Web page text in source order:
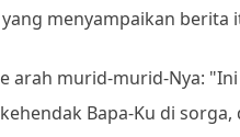
menyampaikan
arah murid-murid-Nya:
Bapa-Ku di